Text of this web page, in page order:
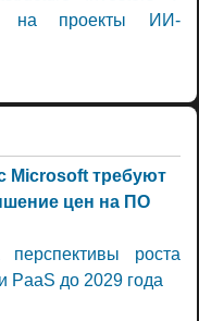
на проекты ИИ-
Microsoft требуют
цен на ПО
перспективы роста
PaaS до 2029 года